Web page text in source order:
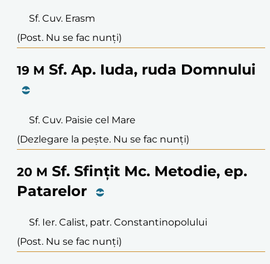
Sf. Cuv. Erasm
(Post. Nu se fac nunți)
19 M Sf. Ap. Iuda, ruda Domnului
Sf. Cuv. Paisie cel Mare
(Dezlegare la pește. Nu se fac nunți)
20 M Sf. Sfințit Mc. Metodie, ep.
Patarelor
Sf. Ier. Calist, patr. Constantinopolului
(Post. Nu se fac nunți)